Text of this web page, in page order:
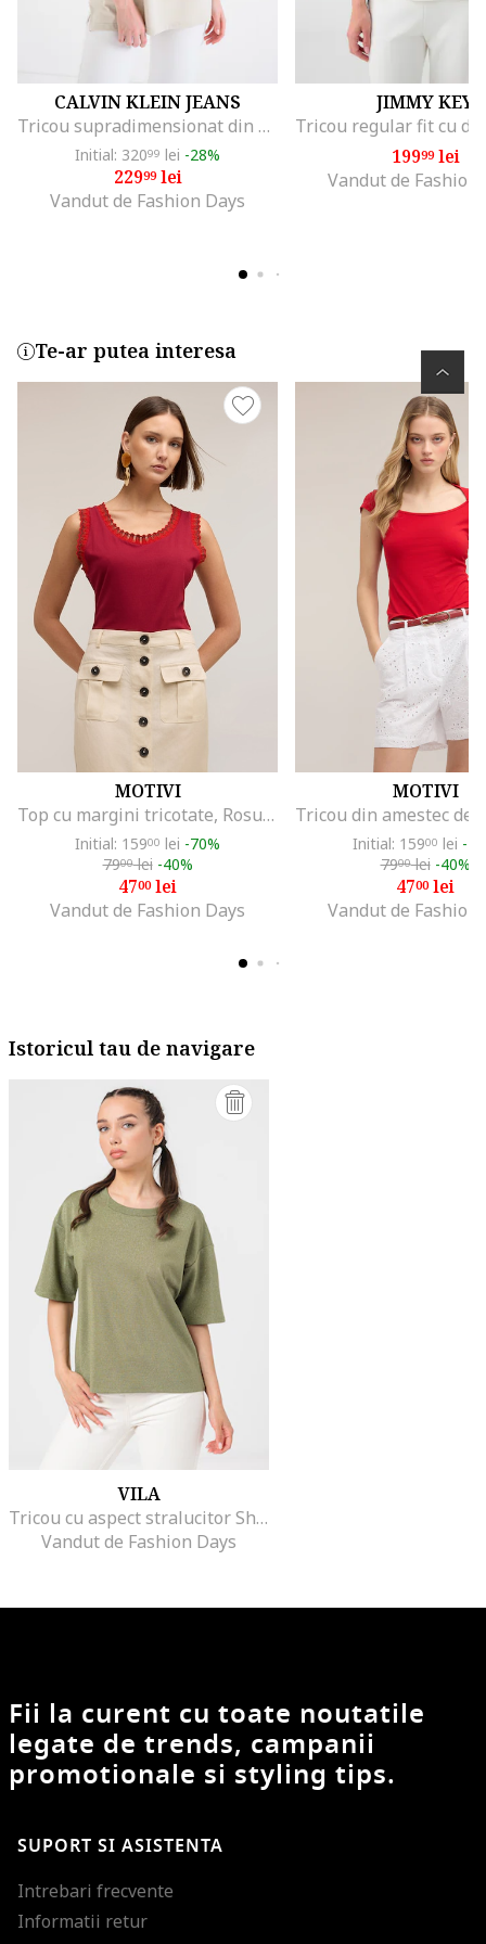
CALVIN KLEIN JEANS
Tricou supradimensionat din bumbac, Grej
Initial: 32099 lei -28%
22999lei
Vandut de Fashion Days
JIMMY KEY
19999lei
Vandut de Fashion
Te-ar putea interesa
MOTIVI
Top cu margini tricotate, Rosu inchis
Initial: 15900 lei -70%
7900lei -40%
4700lei
Vandut de Fashion Days
MOTIVI
Initial: 15900 lei -
7900lei -40%
4700lei
Vandut de Fashion
Istoricul tau de navigare
VILA
Tricou cu aspect stralucitor Shimmer, Verde feriga/Argintiu
Vandut de Fashion Days
Fii la curent cu toate noutatile
legate de trends, campanii
promotionale si styling tips.
SUPORT SI ASISTENTA
Intrebari frecvente
Informatii retur